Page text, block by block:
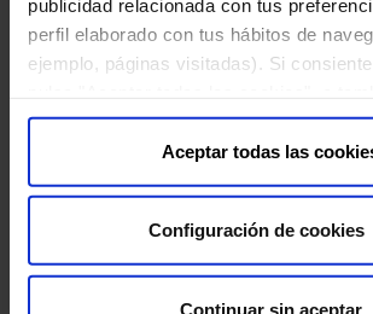
publicidad relacionada con tus
perfil elaborado con tus hábitos de
ejemplo, páginas visitadas). Si
configurar tus preferencias pulsando
cookies". Más información en nuestra "
Cookies"
Aceptar todas las
Configuración de cookies
Continuar sin aceptar
Definición de la Estrategia de